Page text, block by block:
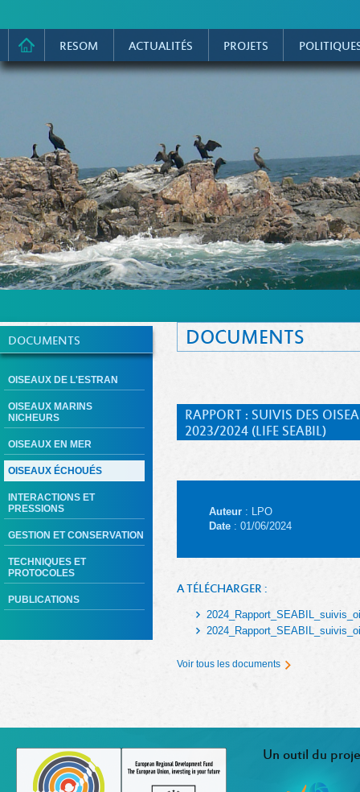
RESOM ACTUALITÉS PROJETS
DOCUMENTS
OISEAUX DE L'ESTRAN
OISEAUX MARINS
NICHEURS
OISEAUX EN MER
OISEAUX ÉCHOUÉS
INTERACTIONS ET
PRESSIONS
GESTION ET CONSERVATION
TECHNIQUES ET
PROTOCOLES
PUBLICATIONS
DOCUMENTS
RAPPORT : SUIVIS DES
2023/2024 (LIFE SEABIL)
Auteur : LPO
Date : 01/06/2024
A TÉLÉCHARGER :
Voir tous les documents
Un outil du